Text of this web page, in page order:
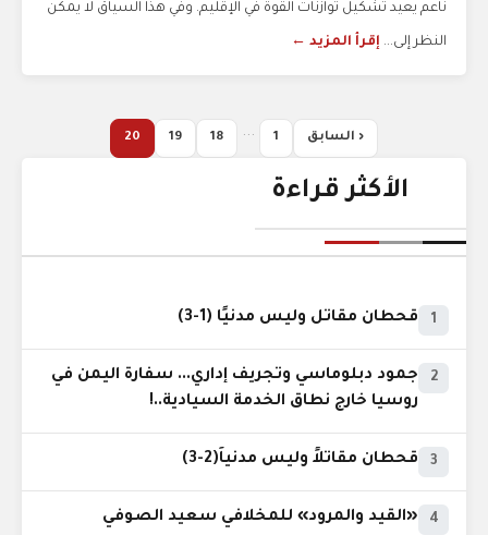
ناعم يعيد تشكيل توازنات القوة في الإقليم. وفي هذا السياق لا يمكن
النظر إلى... إقرأ المزيد ←
‹ السابق 1
...
18
19
20
الأكثر قراءة
1 قحطان مقاتل وليس مدنيًا (1-3)
2
جمود دبلوماسي وتجريف إداري... سفارة اليمن في
روسيا خارج نطاق الخدمة السيادية..!
3 قحطان مقاتلاً وليس مدنياً(2-3)
4 «القيد والمرود» للمخلافي سعيد الصوفي